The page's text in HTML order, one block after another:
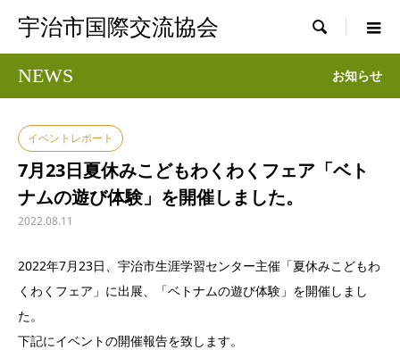
宇治市国際交流協会 
NEWS お知らせ
イベントレポート
7月23日夏休みこどもわくわくフェア「ベト
ナムの遊び体験」を開催しました。
2022.08.11
2022年7月23日、宇治市生涯学習センター主催「夏休みこどもわ
くわくフェア」に出展、「ベトナムの遊び体験」を開催しまし
た。
下記にイベントの開催報告を致します。